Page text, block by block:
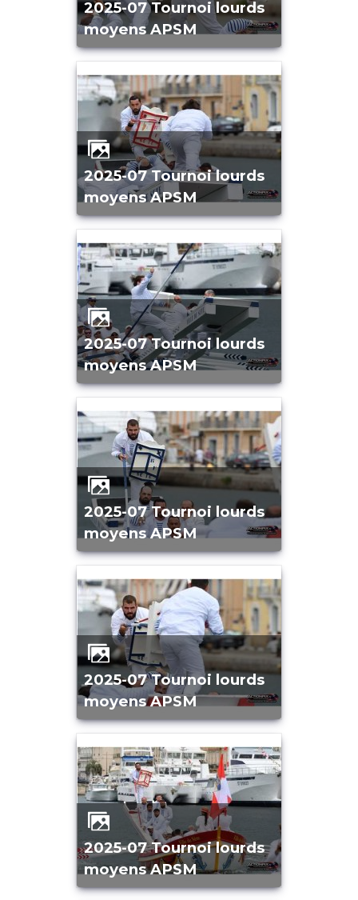
2025-07 Tournoi lourds
moyens APSM
2025-07 Tournoi lourds
moyens APSM
2025-07 Tournoi lourds
moyens APSM
2025-07 Tournoi lourds
moyens APSM
2025-07 Tournoi lourds
moyens APSM
2025-07 Tournoi lourds
moyens APSM